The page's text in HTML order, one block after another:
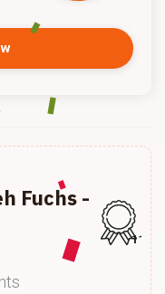
Fuchs -
117